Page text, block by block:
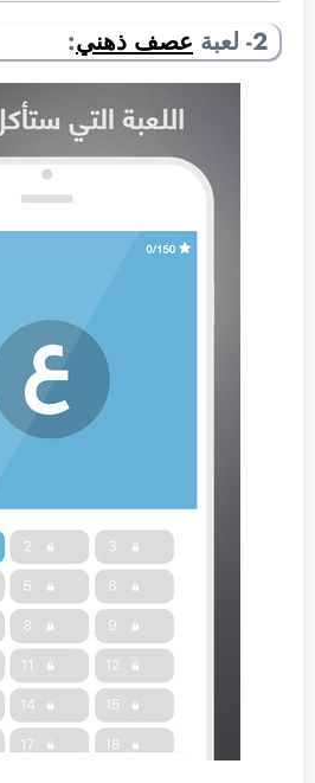
2- لعبة عصف ذهني: